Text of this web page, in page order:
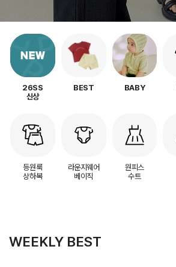
26SS
신상
BEST BABY
등원룩
상하복
라운지웨어
베이직
원피스
수트
WEEKLY BEST